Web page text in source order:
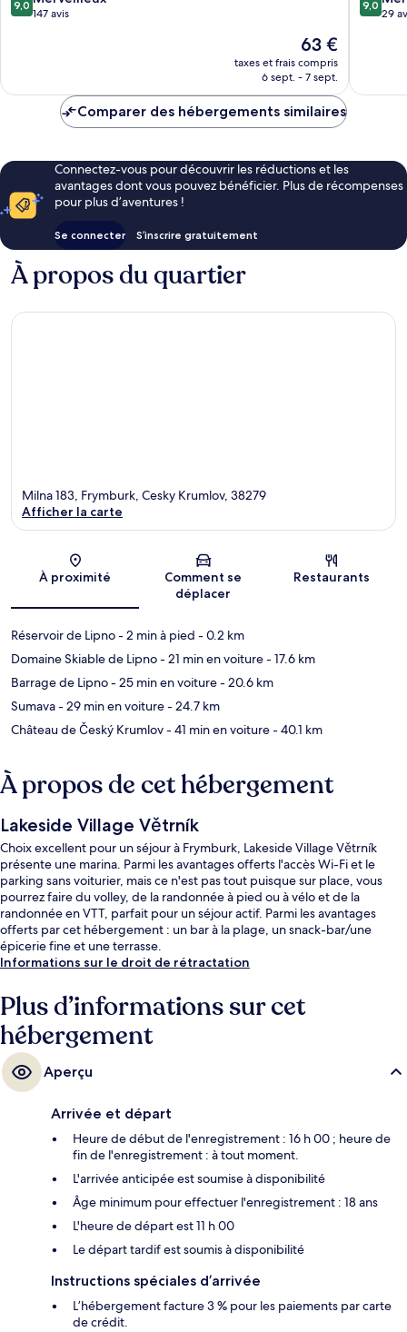
sur
9,0
147 avis
Le
nouveau
prix
de
63 €
taxes et frais compris
6 sept. - 7 sept.
sur
9,0
29
Comparer des hébergements similaires
Connectez-vous pour découvrir les réductions et les
avantages dont vous pouvez bénéficier. Plus de récompenses
pour plus d’aventures !
Se connecter S’inscrire gratuitement
À propos du quartier
Carte
Milna 183, Frymburk, Cesky Krumlov, 38279
Afficher la carte
À proximité
Comment se
déplacer
Restaurants
Réservoir de Lipno- 2 min à pied - 0.2 km
Domaine Skiable de Lipno- 21 min en voiture- 17.6 km
Barrage de Lipno- 25 min en voiture- 20.6 km
Sumava- 29 min en voiture- 24.7 km
Château de Český Krumlov- 41 min en voiture- 40.1 km
À propos de cet hébergement
Lakeside Village Větrník
Choix excellent pour un séjour à Frymburk, Lakeside Village Větrník
présente une marina. Parmi les avantages offerts l'accès Wi-Fi et le
parking sans voiturier, mais ce n'est pas tout puisque sur place, vous
pourrez faire du volley, de la randonnée à pied ou à vélo et de la
randonnée en VTT, parfait pour un séjour actif. Parmi les avantages
offerts par cet hébergement : un bar à la plage, un snack-bar/une
épicerie fine et une terrasse.
Informations sur le droit de rétractation
Plus d’informations sur cet
hébergement
Aperçu
Arrivée et départ
Heure de début de l'enregistrement : 16 h 00 ; heure de
fin de l'enregistrement : à tout moment.
L'arrivée anticipée est soumise à disponibilité
Âge minimum pour effectuer l'enregistrement : 18 ans
L'heure de départ est 11 h 00
Le départ tardif est soumis à disponibilité
Instructions spéciales d’arrivée
L’hébergement facture 3 % pour les paiements par carte
de crédit.